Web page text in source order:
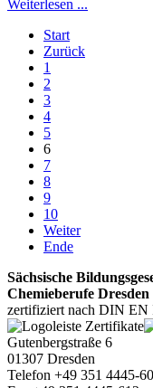
Weiterlesen ...
Start
Zurück
1
2
3
4
5
6
7
8
9
10
Weiter
Ende
Sächsische
Chemieberufe
zertifiziert nach DIN
Gutenbergstraße 6
01307 Dresden
Telefon +49 351 4445-60